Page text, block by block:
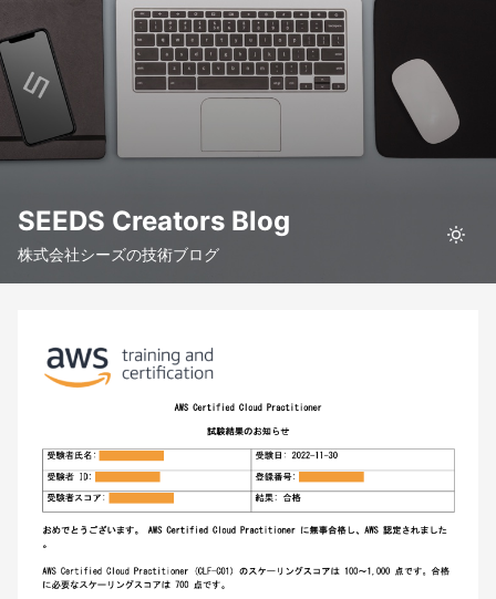
SEEDS Creators Blog
株式会社シーズの技術ブログ